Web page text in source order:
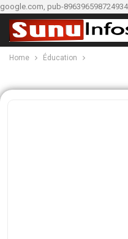
google.com, pub-
Home Éducation